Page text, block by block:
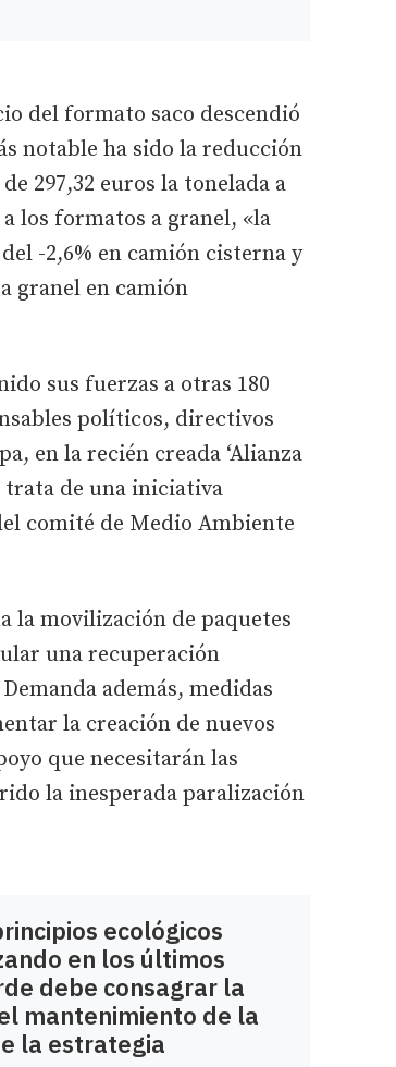
del formato saco descendió
notable ha sido la reducción
297,32 euros la tonelada a
los formatos a granel, «la
-2,6% en camión cisterna y
granel en camión
sus fuerzas a otras 180
políticos, directivos
en la recién creada ‘Alianza
trata de una iniciativa
comité de Medio Ambiente
la movilización de paquetes
una recuperación
además, medidas
la creación de nuevos
que necesitarán las
la inesperada paralización
ecológicos
en los últimos
debe consagrar la
mantenimiento de la
la estrategia